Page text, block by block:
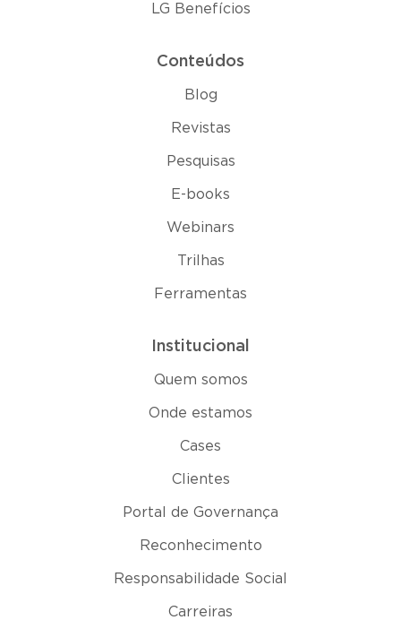
LG Benefícios
Conteúdos
Blog
Revistas
Pesquisas
E-books
Webinars
Trilhas
Ferramentas
Institucional
Quem somos
Onde estamos
Cases
Clientes
Portal de Governança
Reconhecimento
Responsabilidade Social
Carreiras